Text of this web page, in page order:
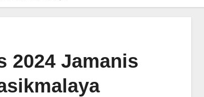
2024 Jamanis